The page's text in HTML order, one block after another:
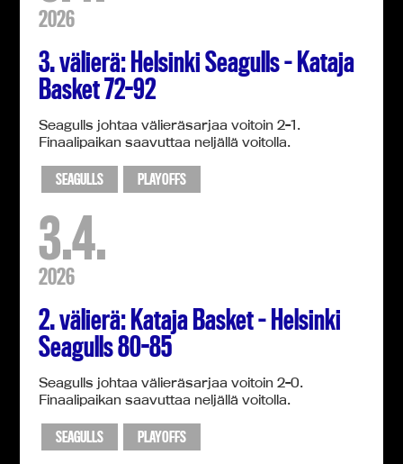
2026
3. välierä: Helsinki Seagulls – Kataja
Basket 72-92
Seagulls johtaa välieräsarjaa voitoin 2-1.
Finaalipaikan saavuttaa neljällä voitolla.
SEAGULLS PLAYOFFS
3.4.
2026
2. välierä: Kataja Basket – Helsinki
Seagulls 80-85
Seagulls johtaa välieräsarjaa voitoin 2-0.
Finaalipaikan saavuttaa neljällä voitolla.
SEAGULLS PLAYOFFS